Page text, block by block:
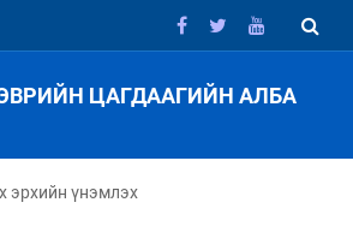
ЦАГДААГИЙН АЛБА
эрхийн үнэмлэх